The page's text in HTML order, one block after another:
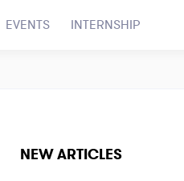
EVENTS INTERNSHIP
NEW ARTICLES